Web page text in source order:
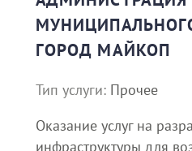
ГОРОД МАЙКОП
Тип услуги: Прочее
Оказание услуг на
инфраструктуры для